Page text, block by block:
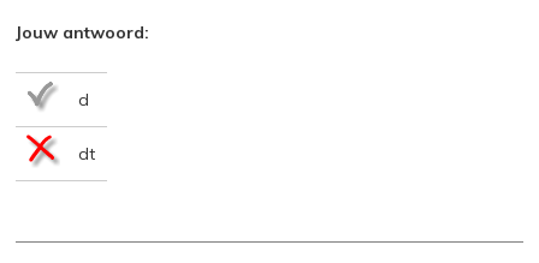
Jouw antwoord:
d
dt